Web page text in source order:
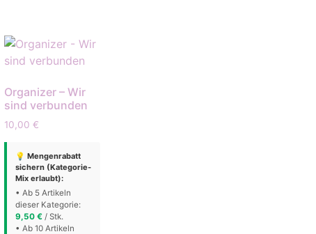
Organizer – Wir
sind verbunden
10,00 €
💡 Mengenrabatt
sichern (Kategorie-
Mix erlaubt):
• Ab 5 Artikeln
dieser Kategorie:
9,50 € / Stk.
• Ab 10 Artikeln